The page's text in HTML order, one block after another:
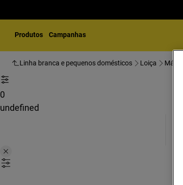
Produtos Campanhas
Linha branca e pequenos domésticos Loiça
0
undefined